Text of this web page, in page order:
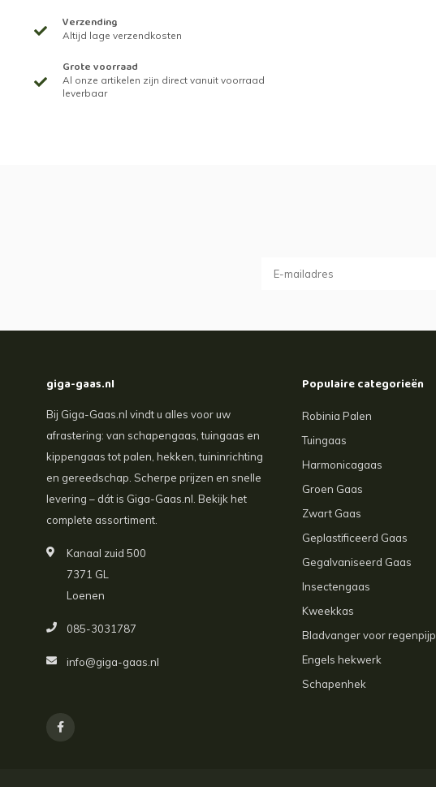
Verzending
Altijd lage verzendkosten
Grote voorraad
Al onze artikelen zijn direct vanuit voorraad
leverbaar
giga-gaas.nl
Bij Giga-Gaas.nl vindt u alles voor uw
afrastering: van schapengaas, tuingaas en
kippengaas tot palen, hekken, tuininrichting
en gereedschap. Scherpe prijzen en snelle
levering – dát is Giga-Gaas.nl. Bekijk het
complete assortiment.
Kanaal zuid 500
7371 GL
Loenen
085-3031787
info@giga-gaas.nl
Populaire categorieën
Robinia Palen
Tuingaas
Harmonicagaas
Groen Gaas
Zwart Gaas
Geplastificeerd Gaas
Gegalvaniseerd Gaas
Insectengaas
Kweekkas
Bladvanger voor regenpijp
Engels hekwerk
Schapenhek